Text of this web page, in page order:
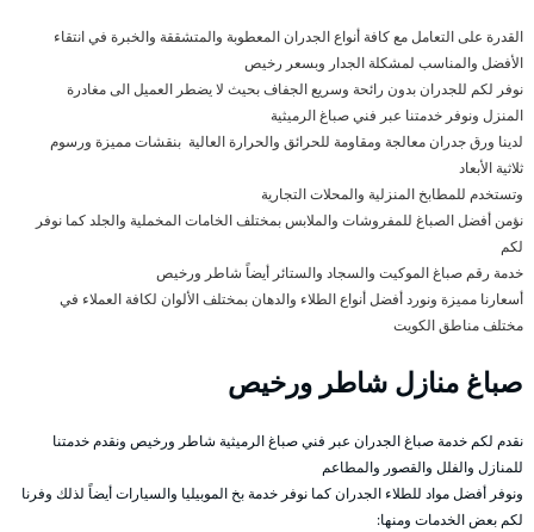
القدرة على التعامل مع كافة أنواع الجدران المعطوبة والمتشققة والخبرة في انتقاء
الأفضل والمناسب لمشكلة الجدار وبسعر رخيص
نوفر لكم للجدران بدون رائحة وسريع الجفاف بحيث لا يضطر العميل الى مغادرة
المنزل ونوفر خدمتنا عبر فني صباغ الرميثية
لدينا ورق جدران معالجة ومقاومة للحرائق والحرارة العالية بنقشات مميزة ورسوم
ثلاثية الأبعاد
وتستخدم للمطابخ المنزلية والمحلات التجارية
نؤمن أفضل الصباغ للمفروشات والملابس بمختلف الخامات المخملية والجلد كما نوفر
لكم
خدمة رقم صباغ الموكيت والسجاد والستائر أيضاً شاطر ورخيص
أسعارنا مميزة ونورد أفضل أنواع الطلاء والدهان بمختلف الألوان لكافة العملاء في
مختلف مناطق الكويت
صباغ منازل شاطر ورخيص
نقدم لكم خدمة صباغ الجدران عبر فني صباغ الرميثية شاطر ورخيص ونقدم خدمتنا
للمنازل والفلل والقصور والمطاعم
ونوفر أفضل مواد للطلاء الجدران كما نوفر خدمة بخ الموبيليا والسيارات أيضاً لذلك وفرنا
لكم بعض الخدمات ومنها: